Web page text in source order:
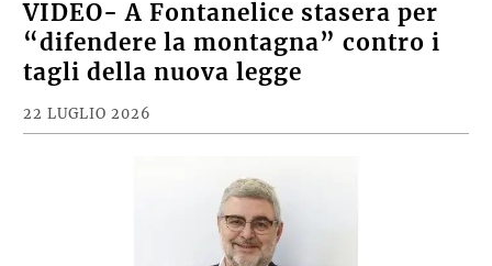
VIDEO- A Fontanelice stasera per
“difendere la montagna” contro i
tagli della nuova legge
22 LUGLIO 2026